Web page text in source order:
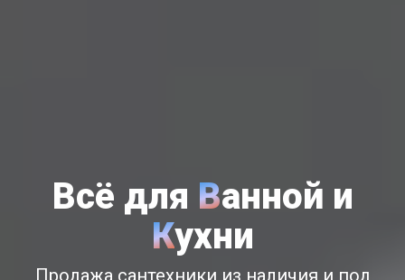
Всё для Ванной и
Кухни
Продажа сантехники из наличия и под